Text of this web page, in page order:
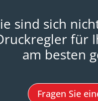
sind sich
für
am besten
Fragen Sie